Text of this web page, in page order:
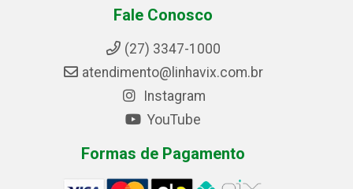
Fale Conosco
(27) 3347-1000
atendimento@linhavix.com.br
Instagram
YouTube
Formas de Pagamento